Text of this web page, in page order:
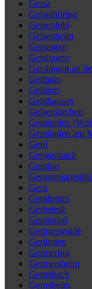
Geisa
Geiselhöring
Geisenfeld
Geisenheim
Geisingen
Geislingen
Geislingen an
Geithain
Geldern
Gelnhausen
Gelsenkirchen
Gemünden
Gemünden am
Genf
Gengenbach
Genthin
Gera
Gerabronn
Gerbstedt
Geretsried
Geringswalde
Gerlingen
Germering
Germersheim
Gernsbach
Gernsheim